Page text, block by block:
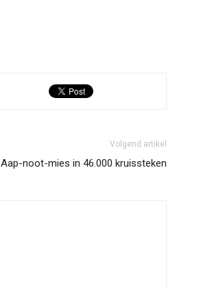
Volgend artikel
Aap-noot-mies in 46.000 kruissteken